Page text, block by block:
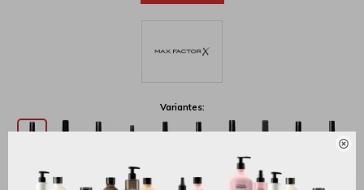

Variantes:
MÉTODOS Y COSTOS DE ENVÍO